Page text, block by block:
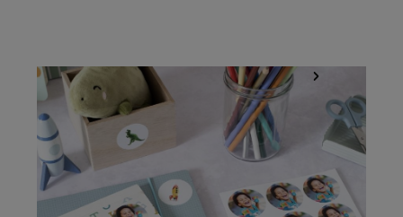
Fotosticker gekonnt gestalten und einsetzen